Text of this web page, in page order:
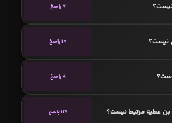
7 پاسخ
نیست؟ 10 پاسخ
8 پاسخ
بن‌ عطیه مرتبط نیست؟ 117 پاسخ